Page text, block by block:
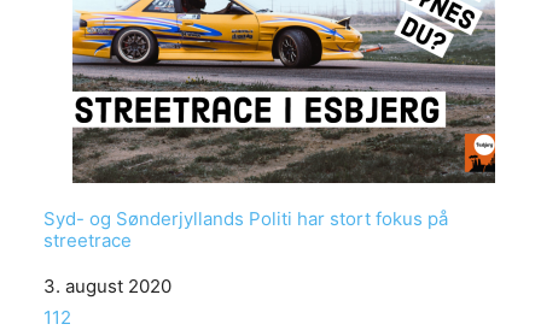
Syd- og Sønderjyllands Politi har stort fokus på
streetrace
Date
3. august 2020
In relation to
112